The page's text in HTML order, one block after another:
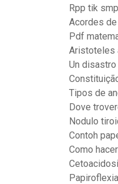
Rpp tik
Acordes
Pdf
Aristoteles
Un
Tipos de
Dove
Nodulo
Contoh
Como